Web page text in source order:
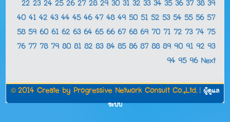
22 23 24 25 26 27 28 29 30 31 32 33 34 35 36 37 38 39
40 41 42 43 44 45 46 47 48 49 50 51 52 53 54 55 56 57
58 59 60 61 62 63 64 65 66 67 68 69 70 71 72 73 74 75
76 77 78 79 80 81 82 83 84 85 86 87 88 89 90 91 92 93
94 95 96 Next
© 2014 Create by Progressive Network Consult Co.,Ltd. ผู้ดูแล
ระบบ